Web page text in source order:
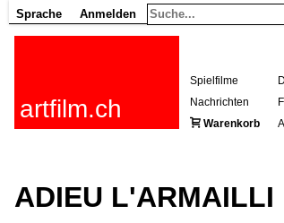
Sprache Anmelden
artfilm.ch
Spielfilme
Nachrichten
Warenkorb
ADIEU